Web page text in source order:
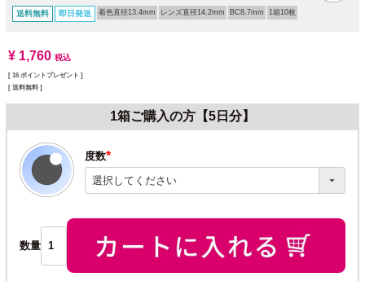
送料無料 即日発送 着色直径13.4mm レンズ直径14.2mm BC8.7mm 1箱10枚
¥ 1,760 税込
[ 16 ポイントプレゼント ]
送料無料
1箱ご購入の方【5日分】
度数
(必
須)
数量